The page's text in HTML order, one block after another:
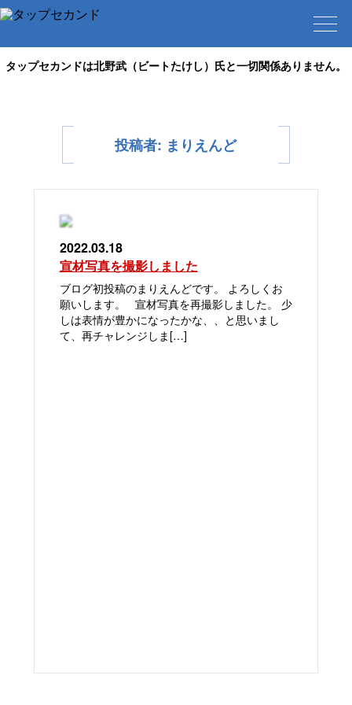
タップセカンドは北野武（ビートたけし）氏と一切関係ありません。
投稿者: まりえんど
2022.03.18
宣材写真を撮影しました
ブログ初投稿のまりえんどです。 よろしくお
願いします。 宣材写真を再撮影しました。 少
しは表情が豊かになったかな、、と思いまし
て、再チャレンジしま[…]